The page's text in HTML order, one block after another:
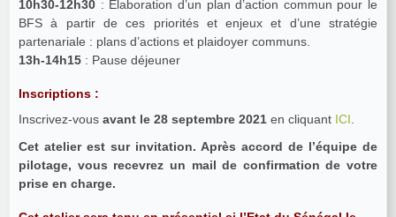
10h30-12h30 : Élaboration d’un plan d’action commun pour le
BFS à partir de ces priorités et enjeux et d’une stratégie
partenariale : plans d’actions et plaidoyer communs.
13h-14h15 : Pause déjeuner
Inscriptions :
Inscrivez-vous avant le 28 septembre 2021 en cliquant ICI
Cet atelier est sur invitation. Après accord de l’équipe de
pilotage, vous recevrez un mail de confirmation de votre
prise en charge.